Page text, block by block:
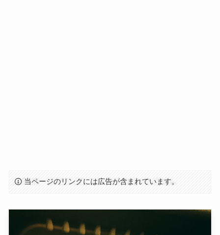
当ページのリンクには広告が含まれています。